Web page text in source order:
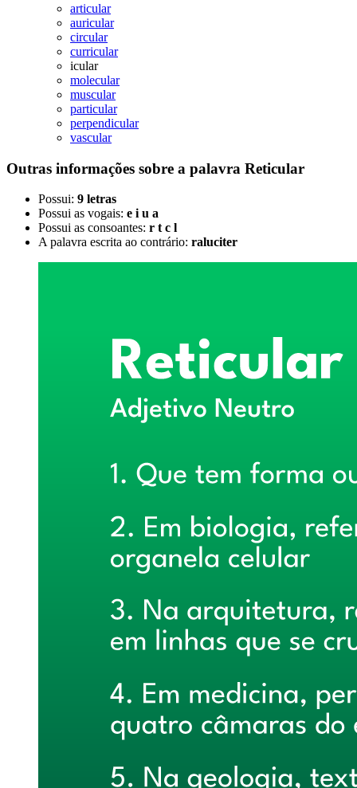
articular
auricular
circular
curricular
icular
molecular
muscular
particular
perpendicular
vascular
Outras informações sobre a palavra Reticular
Possui: 9 letras
Possui as vogais: e i u a
Possui as consoantes: r t c l
A palavra escrita ao contrário: raluciter